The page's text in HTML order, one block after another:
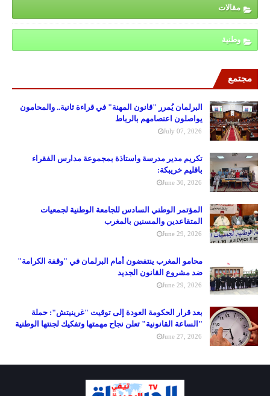
مقالات
وطنية
مجتمع
البرلمان يُمرر "قانون المهنة" في قراءة ثانية.. والمحامون
يواصلون اعتصامهم بالرباط
July 07, 2026
تكريم مدير مدرسة واستاذة بمجموعة مدارس الفقراء
باقليم خريبكة:
June 30, 2026
المؤتمر الوطني السادس للجامعة الوطنية لجمعيات
المتقاعدين والمسنين بالمغرب
June 29, 2026
محامو المغرب ينتفضون أمام البرلمان في "وقفة الكرامة"
ضد مشروع القانون الجديد
June 29, 2026
بعد قرار الحكومة العودة إلى توقيت "غرينيتش": حملة
"الساعة القانونية" تعلن نجاح مهمتها وتفكيك لجنتها الوطنية
June 27, 2026